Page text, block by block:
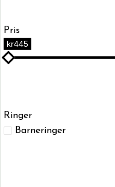
Pris
kr445
Ringer
Barneringer